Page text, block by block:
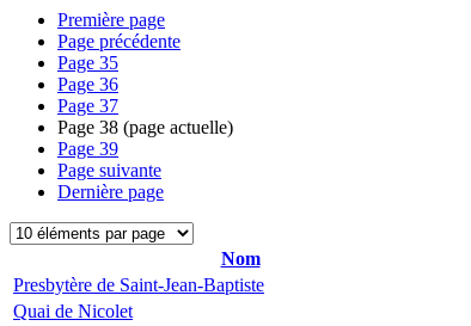
Première page
Page précédente
Page 35
Page 36
Page 37
Page 38 (page actuelle)
Page 39
Page suivante
Dernière page
Nom
Presbytère de Saint-Jean-Baptiste
Quai de Nicolet